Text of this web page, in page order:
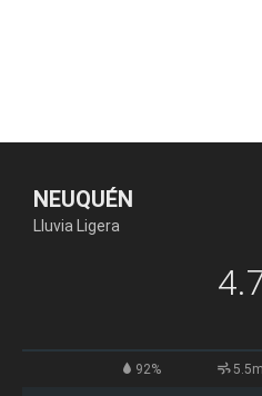
NEUQUÉN
Lluvia Ligera
92%